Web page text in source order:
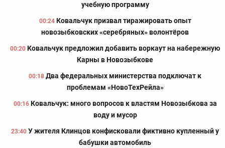
учебную программу
00:24 Ковальчук призвал тиражировать опыт
новозыбковских «серебряных» волонтёров
00:20 Ковальчук предложил добавить воркаут на набережную
Карны в Новозыбкове
00:18 Два федеральных министерства подключат к
проблемам «НовоТехРейла»
00:16 Ковальчук: много вопросов к властям Новозыбкова за
воду и мусор
23:40 У жителя Клинцов конфисковали фиктивно купленный у
бабушки автомобиль